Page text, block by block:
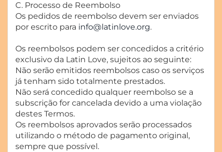
C. Processo de Reembolso
Os pedidos de reembolso devem ser enviados
por escrito para info@latinlove.org.
Os reembolsos podem ser concedidos a critério
exclusivo da Latin Love, sujeitos ao seguinte:
Não serão emitidos reembolsos caso os serviços
já tenham sido totalmente prestados.
Não será concedido qualquer reembolso se a
subscrição for cancelada devido a uma violação
destes Termos.
Os reembolsos aprovados serão processados ​​
utilizando o método de pagamento original,
sempre que possível.